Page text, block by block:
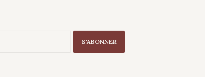
S'ABONNER